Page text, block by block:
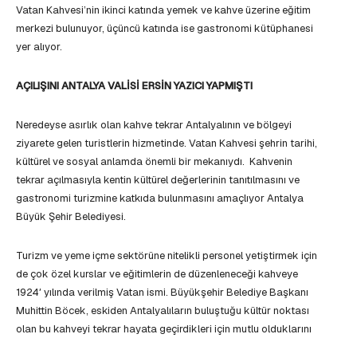
Vatan Kahvesi’nin ikinci katında yemek ve kahve üzerine eğitim
merkezi bulunuyor, üçüncü katında ise gastronomi kütüphanesi
yer alıyor.
AÇILIŞINI ANTALYA VALİSİ ERSİN YAZICI YAPMIŞTI
Neredeyse asırlık olan kahve tekrar Antalyalının ve bölgeyi
ziyarete gelen turistlerin hizmetinde. Vatan Kahvesi şehrin tarihi,
kültürel ve sosyal anlamda önemli bir mekanıydı. Kahvenin
tekrar açılmasıyla kentin kültürel değerlerinin tanıtılmasını ve
gastronomi turizmine katkıda bulunmasını amaçlıyor Antalya
Büyük Şehir Belediyesi.
Turizm ve yeme içme sektörüne nitelikli personel yetiştirmek için
de çok özel kurslar ve eğitimlerin de düzenleneceği kahveye
1924′ yılında verilmiş Vatan ismi. Büyükşehir Belediye Başkanı
Muhittin Böcek, eskiden Antalyalıların buluştuğu kültür noktası
olan bu kahveyi tekrar hayata geçirdikleri için mutlu olduklarını